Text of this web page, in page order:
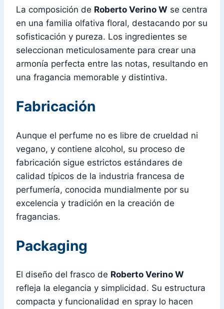
La composición de Roberto Verino W se centra
en una familia olfativa floral, destacando por su
sofisticación y pureza. Los ingredientes se
seleccionan meticulosamente para crear una
armonía perfecta entre las notas, resultando en
una fragancia memorable y distintiva.
Fabricación
Aunque el perfume no es libre de crueldad ni
vegano, y contiene alcohol, su proceso de
fabricación sigue estrictos estándares de
calidad típicos de la industria francesa de
perfumería, conocida mundialmente por su
excelencia y tradición en la creación de
fragancias.
Packaging
El diseño del frasco de Roberto Verino W
refleja la elegancia y simplicidad. Su estructura
compacta y funcionalidad en spray lo hacen